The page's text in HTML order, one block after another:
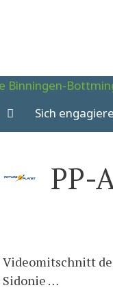
Sich
PP-
Videomitschnitt
Sidonie …